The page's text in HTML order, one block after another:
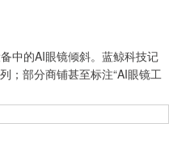
中的AI眼镜倾斜。蓝鲸科技记
；部分商铺甚至标注“AI眼镜工